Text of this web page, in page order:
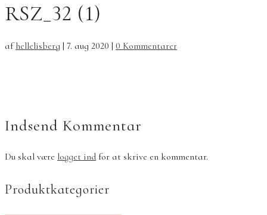
RSZ_32 (1)
afhellelisberg | 7. aug 2020 | 0 Kommentarer
Indsend Kommentar
Du skal være logget ind for at skrive en kommentar.
Produktkategorier